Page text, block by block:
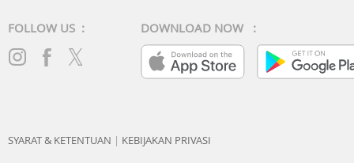
FOLLOW US : DOWNLOAD NOW :
SYARAT & KETENTUAN | KEBIJAKAN PRIVASI